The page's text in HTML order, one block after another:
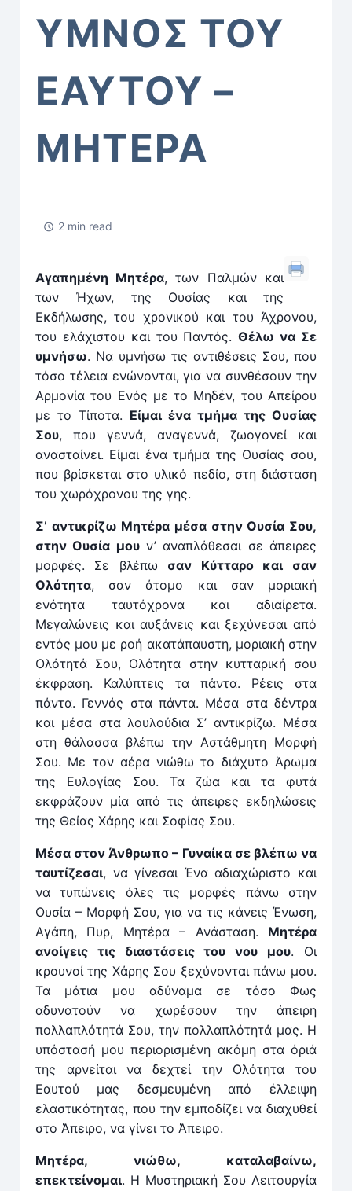
ΥΜΝΟΣ ΤΟΥ
ΕΑΥΤΟΥ –
ΜΗΤΕΡΑ
2 min read
Αγαπημένη Μητέρα, των Παλμών και
των Ήχων, της Ουσίας και της
Εκδήλωσης, του χρονικού και του Άχρονου,
του ελάχιστου και του Παντός.Θέλω να Σε
υμνήσω. Να υμνήσω τις αντιθέσεις Σου, που
τόσο τέλεια ενώνονται, για να συνθέσουν την
Αρμονία του Ενός με το Μηδέν, του Απείρου
με το Τίποτα. Είμαι ένα τμήμα της Ουσίας
Σου, που γεννά, αναγεννά, ζωογονεί και
ανασταίνει. Είμαι ένα τμήμα της Ουσίας σου,
που βρίσκεται στο υλικό πεδίο, στη διάσταση
του χωρόχρονου της γης.
Σ’ αντικρίζω Μητέρα μέσα στην Ουσία Σου,
στην Ουσία μουν’ αναπλάθεσαι σε άπειρες
μορφές. Σε βλέπω σαν Κύτταρο και σαν
Ολότητα, σαν άτομο και σαν μοριακή
ενότητα ταυτόχρονα και αδιαίρετα.
Μεγαλώνεις και αυξάνεις και ξεχύνεσαι από
εντός μου με ροή ακατάπαυστη, μοριακή στην
Ολότητά Σου, Ολότητα στην κυτταρική σου
έκφραση. Καλύπτεις τα πάντα. Ρέεις στα
πάντα. Γεννάς στα πάντα. Μέσα στα δέντρα
και μέσα στα λουλούδια Σ’ αντικρίζω. Μέσα
στη θάλασσα βλέπω την Αστάθμητη Μορφή
Σου. Με τον αέρα νιώθω το διάχυτο Άρωμα
της Ευλογίας Σου. Τα ζώα και τα φυτά
εκφράζουν μία από τις άπειρες εκδηλώσεις
της Θείας Χάρης και Σοφίας Σου.
Μέσα στον Άνθρωπο – Γυναίκα σε βλέπω να
ταυτίζεσαι, να γίνεσαι Ένα αδιαχώριστο και
να τυπώνεις όλες τις μορφές πάνω στην
Ουσία – Μορφή Σου, για να τις κάνεις Ένωση,
Αγάπη, Πυρ, Μητέρα – Ανάσταση. Μητέρα
ανοίγεις τις διαστάσεις του νου μου. Οι
κρουνοί της Χάρης Σου ξεχύνονται πάνω μου.
Τα μάτια μου αδύναμα σε τόσο Φως
αδυνατούν να χωρέσουν την άπειρη
πολλαπλότητά Σου, την πολλαπλότητά μας. Η
υπόστασή μου περιορισμένη ακόμη στα όριά
της αρνείται να δεχτεί την Ολότητα του
Εαυτού μας δεσμευμένη από έλλειψη
ελαστικότητας, που την εμποδίζει να διαχυθεί
στο Άπειρο, να γίνει το Άπειρο.
Μητέρα, νιώθω, καταλαβαίνω,
επεκτείνομαι. Η Μυστηριακή Σου Λειτουργία